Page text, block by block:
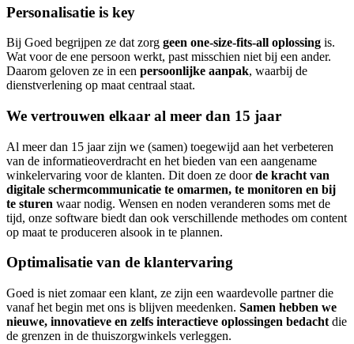
Personalisatie is key
Bij Goed begrijpen ze dat zorg geen one-size-fits-all oplossing is.
Wat voor de ene persoon werkt, past misschien niet bij een ander.
Daarom geloven ze in een persoonlijke aanpak, waarbij de
dienstverlening op maat centraal staat.
We vertrouwen elkaar al meer dan 15 jaar
Al meer dan 15 jaar zijn we (samen) toegewijd aan het verbeteren
van de informatieoverdracht en het bieden van een aangename
winkelervaring voor de klanten. Dit doen ze doorde kracht van
digitale schermcommunicatie te omarmen, te monitoren en bij
te sturen waar nodig. Wensen en noden veranderen soms met de
tijd, onze software biedt dan ook verschillende methodes om content
op maat te produceren alsook in te plannen.
Optimalisatie van de klantervaring
Goed is niet zomaar een klant, ze zijn een waardevolle partner die
vanaf het begin met ons is blijven meedenken. Samen hebben we
nieuwe, innovatieve en zelfs interactieve oplossingen bedacht die
de grenzen in de thuiszorgwinkels verleggen.